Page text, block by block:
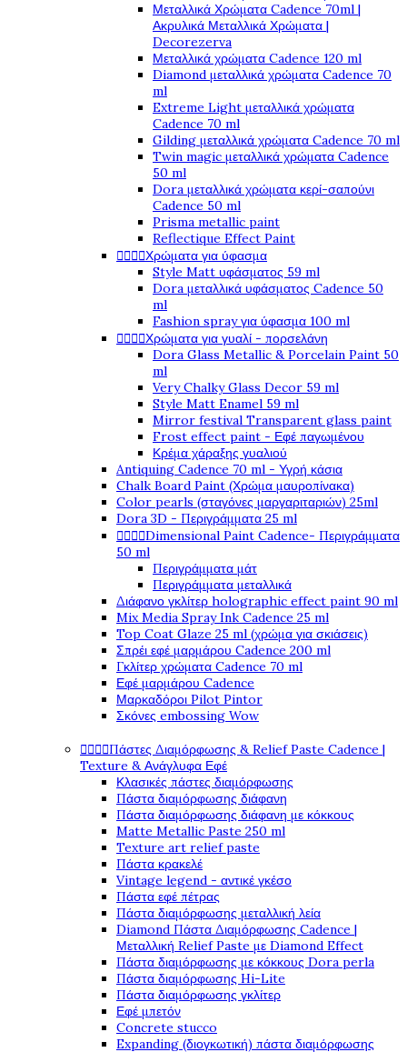
Μεταλλικά Χρώματα Cadence 70ml |
Ακρυλικά Μεταλλικά Χρώματα |
Decorezerva
Μεταλλικά χρώματα Cadence 120 ml
Diamond μεταλλικά χρώματα Cadence 70
ml
Extreme Light μεταλλικά χρώματα
Cadence 70 ml
Gilding μεταλλικά χρώματα Cadence 70 ml
Twin magic μεταλλικά χρώματα Cadence
50 ml
Dora μεταλλικά χρώματα κερί-σαπούνι
Cadence 50 ml
Prisma metallic paint
Reflectique Effect Paint
Χρώματα για ύφασμα
Style Matt υφάσματος 59 ml
Dora μεταλλικά υφάσματος Cadence 50
ml
Fashion spray για ύφασμα 100 ml
Χρώματα για γυαλί - πορσελάνη
Dora Glass Metallic & Porcelain Paint 50
ml
Very Chalky Glass Decor 59 ml
Style Matt Enamel 59 ml
Mirror festival Transparent glass paint
Frost effect paint - Εφέ παγωμένου
Κρέμα χάραξης γυαλιού
Antiquing Cadence 70 ml - Υγρή κάσια
Chalk Board Paint (Χρώμα μαυροπίνακα)
Color pearls (σταγόνες μαργαριταριών) 25ml
Dora 3D - Περιγράμματα 25 ml
Dimensional Paint Cadence- Περιγράμματα
50 ml
Περιγράμματα μάτ
Περιγράμματα μεταλλικά
Διάφανο γκλίτερ holographic effect paint 90 ml
Mix Media Spray Ink Cadence 25 ml
Top Coat Glaze 25 ml (χρώμα για σκιάσεις)
Σπρέι εφέ μαρμάρου Cadence 200 ml
Γκλίτερ χρώματα Cadence 70 ml
Εφέ μαρμάρου Cadence
Μαρκαδόροι Pilot Pintor
Σκόνες embossing Wow
Πάστες Διαμόρφωσης & Relief Paste Cadence |
Texture & Ανάγλυφα Εφέ
Κλασικές πάστες διαμόρφωσης
Πάστα διαμόρφωσης διάφανη
Πάστα διαμόρφωσης διάφανη με κόκκους
Matte Metallic Paste 250 ml
Texture art relief paste
Πάστα κρακελέ
Vintage legend - αντικέ γκέσο
Πάστα εφέ πέτρας
Πάστα διαμόρφωσης μεταλλική λεία
Diamond Πάστα Διαμόρφωσης Cadence |
Μεταλλική Relief Paste με Diamond Effect
Πάστα διαμόρφωσης με κόκκους Dora perla
Πάστα διαμόρφωσης Hi-Lite
Πάστα διαμόρφωσης γκλίτερ
Εφέ μπετόν
Concrete stucco
Expanding (διογκωτική) πάστα διαμόρφωσης